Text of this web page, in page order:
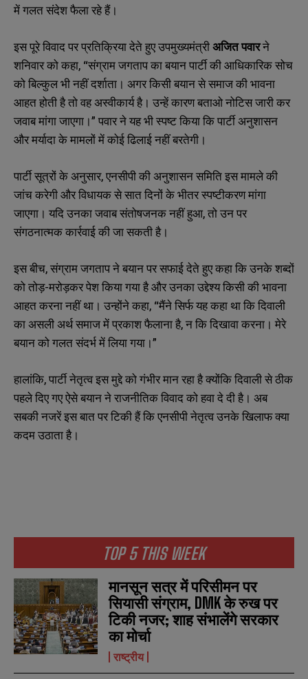
e
e
TOP 5 THIS WEEK
मानसून सत्र में परिसीमन पर
सियासी संग्राम, DMK के रुख पर
टिकी नजर; शाह संभालेंगे सरकार
का मोर्चा
राष्ट्रीय
में गलत संदेश फैला रहे हैं।
इस पूरे विवाद पर प्रतिक्रिया देते हुए उपमुख्यमंत्रीअजित पवारने
शनिवार को कहा, “संग्राम जगताप का बयान पार्टी की आधिकारिक सोच
को बिल्कुल भी नहीं दर्शाता। अगर किसी बयान से समाज की भावना
आहत होती है तो वह अस्वीकार्य है। उन्हें कारण बताओ नोटिस जारी कर
जवाब मांगा जाएगा।” पवार ने यह भी स्पष्ट किया कि पार्टी अनुशासन
और मर्यादा के मामलों में कोई ढिलाई नहीं बरतेगी।
पार्टी सूत्रों के अनुसार, एनसीपी की अनुशासन समिति इस मामले की
जांच करेगी और विधायक से सात दिनों के भीतर स्पष्टीकरण मांगा
जाएगा। यदि उनका जवाब संतोषजनक नहीं हुआ, तो उन पर
संगठनात्मक कार्रवाई की जा सकती है।
इस बीच, संग्राम जगताप ने बयान पर सफाई देते हुए कहा कि उनके शब्दों
को तोड़-मरोड़कर पेश किया गया है और उनका उद्देश्य किसी की भावना
आहत करना नहीं था। उन्होंने कहा, “मैंने सिर्फ यह कहा था कि दिवाली
का असली अर्थ समाज में प्रकाश फैलाना है, न कि दिखावा करना। मेरे
बयान को गलत संदर्भ में लिया गया।”
हालांकि, पार्टी नेतृत्व इस मुद्दे को गंभीर मान रहा है क्योंकि दिवाली से ठीक
पहले दिए गए ऐसे बयान ने राजनीतिक विवाद को हवा दे दी है। अब
सबकी नजरें इस बात पर टिकी हैं कि एनसीपी नेतृत्व उनके खिलाफ क्या
कदम उठाता है।